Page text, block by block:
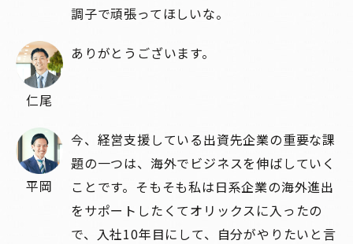
調子で頑張ってほしいな。
仁尾
ありがとうございます。
平岡
今、経営支援している出資先企業の重要な課
題の一つは、海外でビジネスを伸ばしていく
ことです。そもそも私は日系企業の海外進出
をサポートしたくてオリックスに入ったの
で、入社10年目にして、自分がやりたいと言